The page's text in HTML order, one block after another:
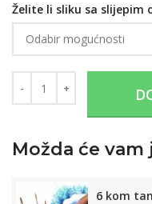
Želite li sliku sa slijepim
Možda će
6 kom